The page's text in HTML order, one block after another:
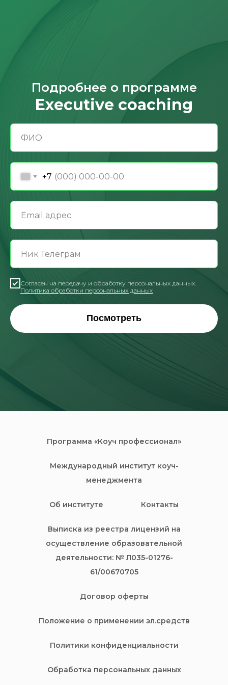
Подробнее о программе
Executive coaching
+7
Согласен на передачу и обработку персональных данных.
Политика обработки персональных данных
Посмотреть
Программа «Коуч профессионал»
Международный институт коуч-
менеджмента
Об институте Контакты
Выписка из реестра лицензий на
осуществление образовательной
деятельности: № Л035-01276-
61/00670705
Договор оферты
Положение о применении эл.средств
Политики конфиденциальности
Обработка персональных данных